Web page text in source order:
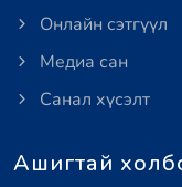
Онлайн сэтгүүл
Медиа сан
Санал хүсэлт
Ашигтай